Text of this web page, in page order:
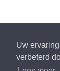
Uw
verbeterd